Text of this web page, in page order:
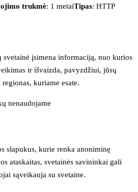
trukmė: 1 metaiTipas: HTTP
svetainė įsimena informaciją, nuo kurios
ir išvaizda, pavyzdžiui, jūsų
kuriame esate.
nenaudojame
slapukus, kurie renka anoniminę
ataskaitas, svetainės savininkai gali
sąveikauja su svetaine.